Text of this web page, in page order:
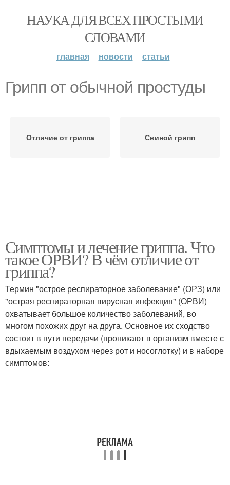
НАУКА ДЛЯ ВСЕХ ПРОСТЫМИ
СЛОВАМИ
главная новости статьи
Грипп от обычной простуды
Отличие от гриппа Свиной грипп
Симптомы и лечение гриппа. Что
такое ОРВИ? В чём отличие от
гриппа?
Термин "острое респираторное заболевание" (ОРЗ) или
"острая респираторная вирусная инфекция" (ОРВИ)
охватывает большое количество заболеваний, во
многом похожих друг на друга. Основное их сходство
состоит в пути передачи (проникают в организм вместе с
вдыхаемым воздухом через рот и носоглотку) и в наборе
симптомов: